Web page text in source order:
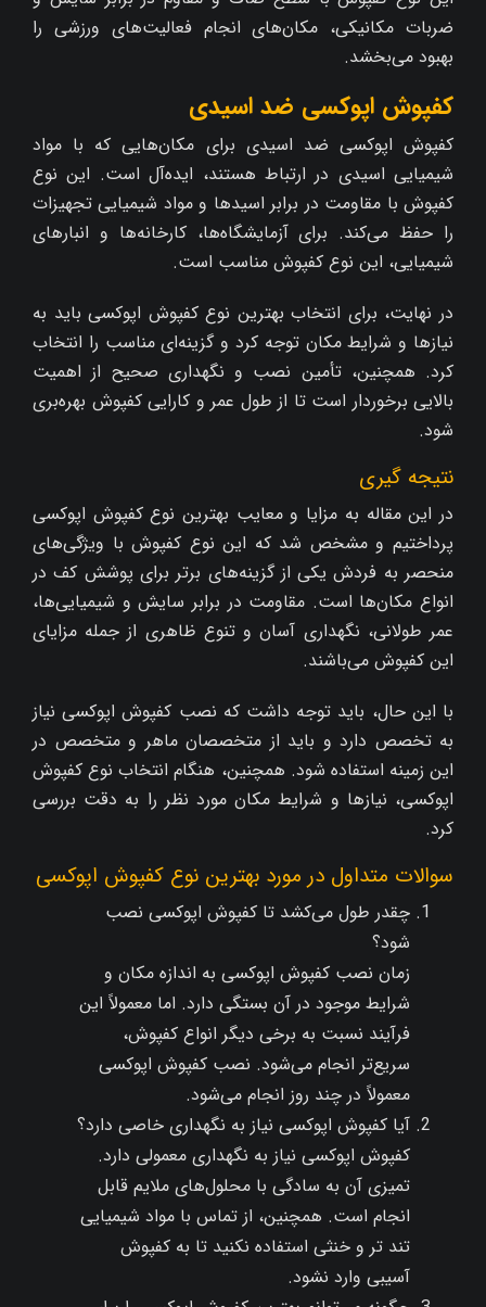
ضربات مکانیکی، مکان‌های انجام فعالیت‌های ورزشی را
بهبود می‌بخشد.
کفپوش اپوکسی ضد اسیدی
کفپوش اپوکسی ضد اسیدی برای مکان‌هایی که با مواد
شیمیایی اسیدی در ارتباط هستند، ایده‌آل است. این نوع
کفپوش با مقاومت در برابر اسیدها و مواد شیمیایی تجهیزات
را حفظ می‌کند. برای آزمایشگاه‌ها، کارخانه‌ها و انبارهای
شیمیایی، این نوع کفپوش مناسب است.
در نهایت، برای انتخاب بهترین نوع کفپوش اپوکسی باید به
نیازها و شرایط مکان توجه کرد و گزینه‌ای مناسب را انتخاب
کرد. همچنین، تأمین نصب و نگهداری صحیح از اهمیت
بالایی برخوردار است تا از طول عمر و کارایی کفپوش بهره‌بری
شود.
نتیجه‌ گیری
در این مقاله به مزایا و معایب بهترین نوع کفپوش اپوکسی
پرداختیم و مشخص شد که این نوع کفپوش با ویژگی‌های
منحصر به فردش یکی از گزینه‌های برتر برای پوشش کف در
انواع مکان‌ها است. مقاومت در برابر سایش و شیمیایی‌ها،
عمر طولانی، نگهداری آسان و تنوع ظاهری از جمله مزایای
این کفپوش می‌باشند.
با این حال، باید توجه داشت که نصب کفپوش اپوکسی نیاز
به تخصص دارد و باید از متخصصان ماهر و متخصص در
این زمینه استفاده شود. همچنین، هنگام انتخاب نوع کفپوش
اپوکسی، نیازها و شرایط مکان مورد نظر را به دقت بررسی
کرد.
سوالات متداول در مورد بهترین نوع کفپوش اپوکسی
چقدر طول می‌کشد تا کفپوش اپوکسی نصب
شود؟
زمان نصب کفپوش اپوکسی به اندازه مکان و
شرایط موجود در آن بستگی دارد. اما معمولاً این
فرآیند نسبت به برخی دیگر انواع کفپوش،
سریع‌تر انجام می‌شود. نصب کفپوش اپوکسی
معمولاً در چند روز انجام می‌شود.
آیا کفپوش اپوکسی نیاز به نگهداری خاصی دارد؟
کفپوش اپوکسی نیاز به نگهداری معمولی دارد.
تمیزی آن به سادگی با محلول‌های ملایم قابل
انجام است. همچنین، از تماس با مواد شیمیایی
تند تر و خنثی استفاده نکنید تا به کفپوش
آسیبی وارد نشود.